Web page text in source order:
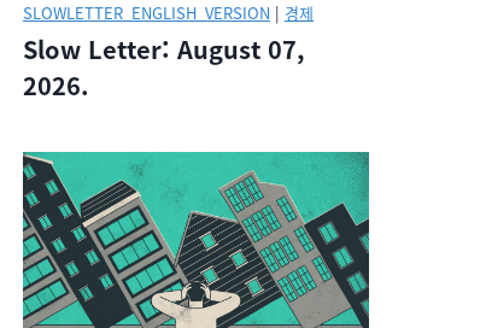
SLOWLETTER_ENGLISH_VERSION | 경제
Slow Letter: August 07,
2026.